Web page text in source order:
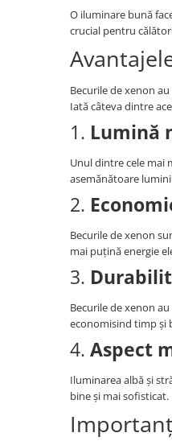
O iluminare bună
crucial pentru
Becurile de xenon
Iată câteva dintre
1. Lumină
Unul dintre cele mai
asemănătoare
2.
Becurile de xenon
mai puțină energie
3.
Becurile de xenon
economisind timp și
4. Aspect
Iluminarea albă și
bine și mai sofisticat.